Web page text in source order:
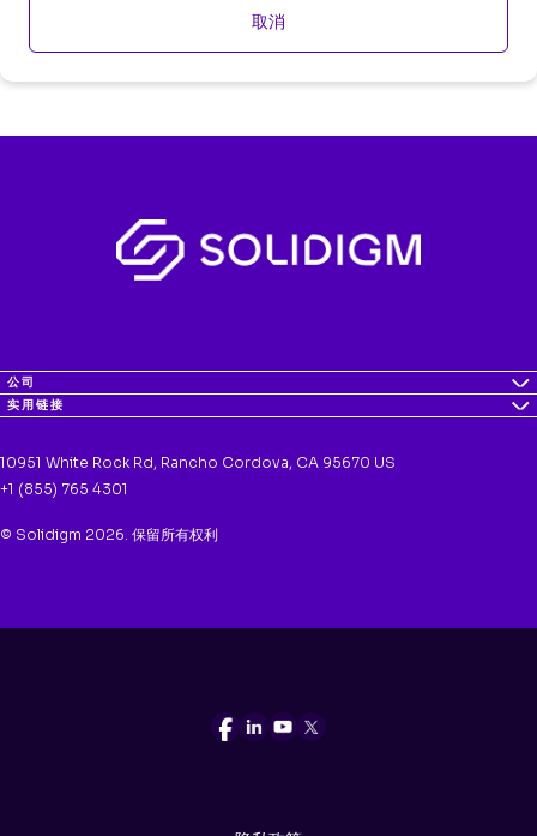
取消
公司
实用链接
10951 White Rock Rd, Rancho Cordova, CA 95670 US
+1 (855) 765 4301
© Solidigm 2026. 保留所有权利